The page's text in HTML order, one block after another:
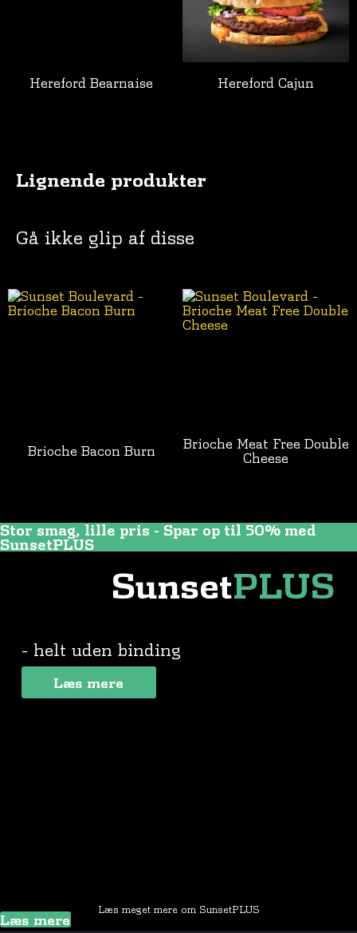
Hereford Bearnaise Hereford Cajun
Lignende produkter
Gå ikke glip af disse
Brioche Bacon Burn
Brioche Meat Free Double
Cheese
Stor smag, lille pris - Spar op til 50% med
SunsetPLUS
SunsetPLUS
- helt uden binding
Læs mere
Læs mere
Læs meget mere om SunsetPLUS